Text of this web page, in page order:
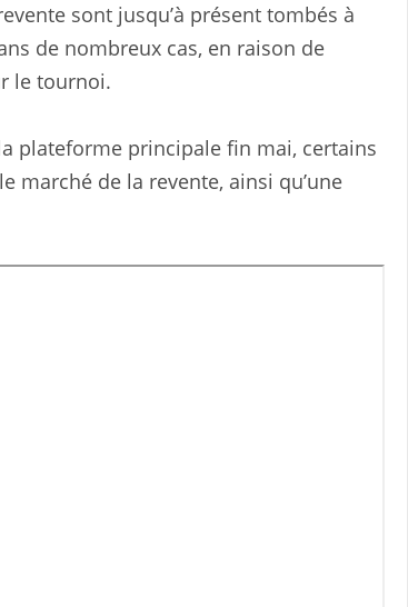
sont jusqu’à présent tombés à
de nombreux cas, en raison de
le tournoi.
plateforme principale fin mai, certains
marché de la revente, ainsi qu’une